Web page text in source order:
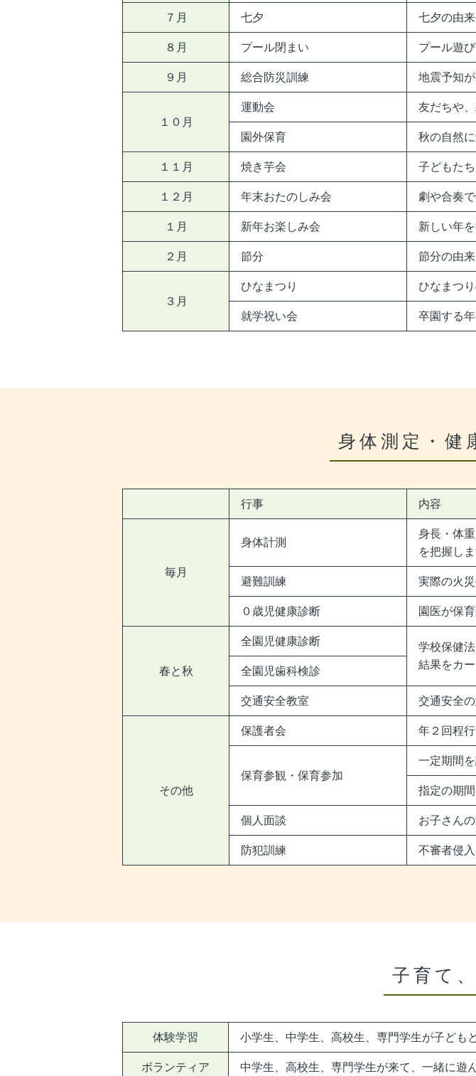
７月 七夕 七夕の由
８月 プール閉まい プール遊
９月 総合防災訓練 地震予知
１０月
運動会 友だちや
園外保育 秋の自然
１１月 焼き芋会 子どもた
１２月 年末おたのしみ会 劇や合奏
１月 新年お楽しみ会 新しい年
２月 節分 節分の由
３月
ひなまつり ひなまつ
就学祝い会 卒園する
身体測定・健
行事 内容
毎月
身体計測
身長・体
を把握し
避難訓練 実際の火
０歳児健康診断 園医が保
春と秋
全園児健康診断
学校保健
結果をカ
全園児歯科検診
交通安全教室 交通安全
その他
保護者会 年２回程行
保育参観・保育参加
一定期間
指定の期
個人面談 お子さん
防犯訓練 不審者侵
子育て
体験学習 小学生、中学生、高校生、専門学生が子ども
ボランティア 中学生、高校生、専門学生が来て、一緒に遊